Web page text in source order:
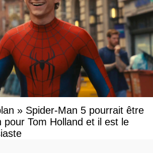
» Spider-Man 5 pourrait être
Tom Holland et il est le